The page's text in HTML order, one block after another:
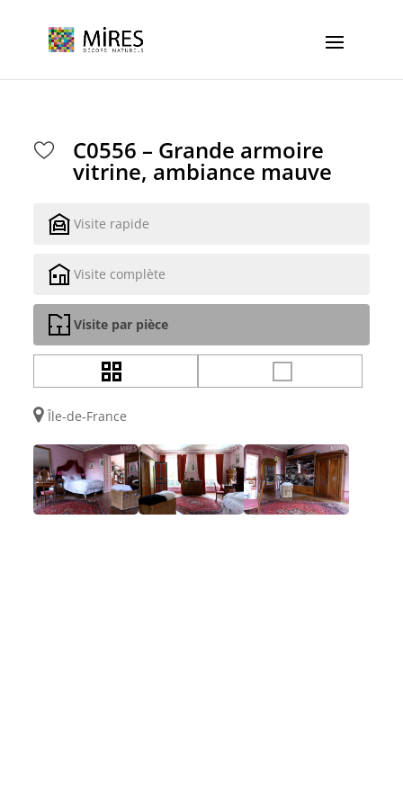
C0556 – Grande armoire
vitrine, ambiance mauve
Visite rapide
Visite complète
Visite par pièce
Île-de-France